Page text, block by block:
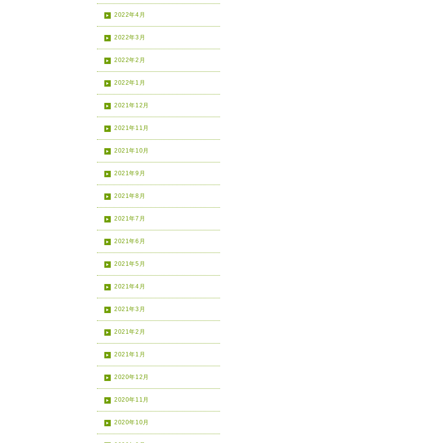
2022年4月
2022年3月
2022年2月
2022年1月
2021年12月
2021年11月
2021年10月
2021年9月
2021年8月
2021年7月
2021年6月
2021年5月
2021年4月
2021年3月
2021年2月
2021年1月
2020年12月
2020年11月
2020年10月